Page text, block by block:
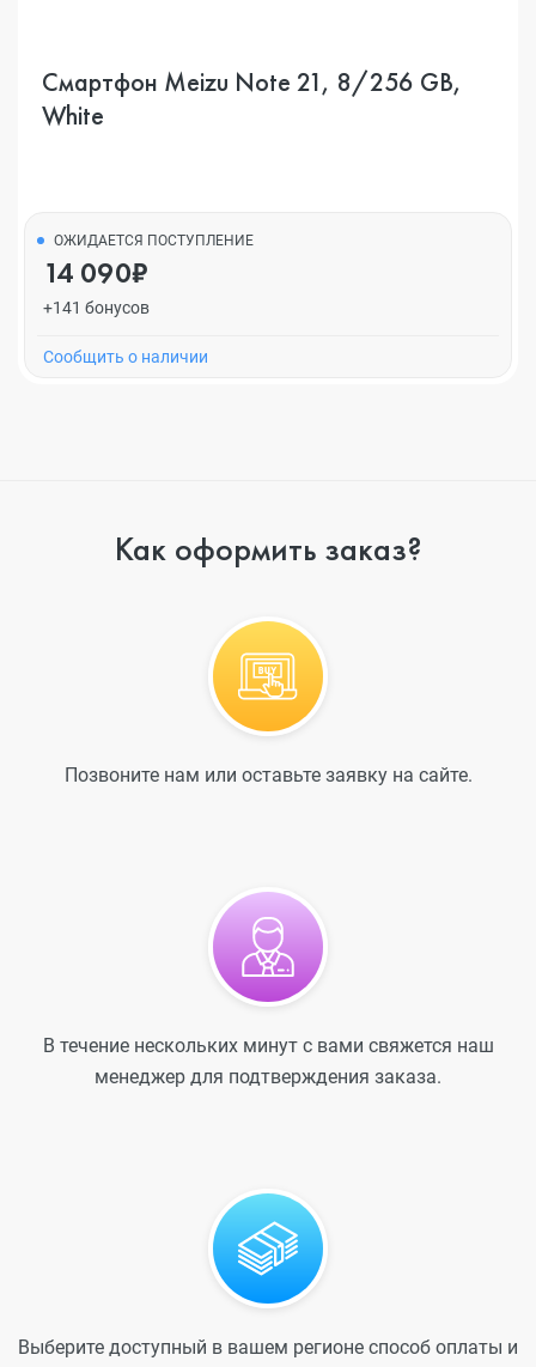
Смартфон Meizu Note 21, 8/256 GB,
White
ОЖИДАЕТСЯ ПОСТУПЛЕНИЕ
14 090₽
+141 бонусов
Cообщить о наличии
Как оформить заказ?
Позвоните нам или оставьте заявку на сайте.
В течение нескольких минут с вами свяжется наш
менеджер для подтверждения заказа.
Выберите доступный в вашем регионе способ оплаты и